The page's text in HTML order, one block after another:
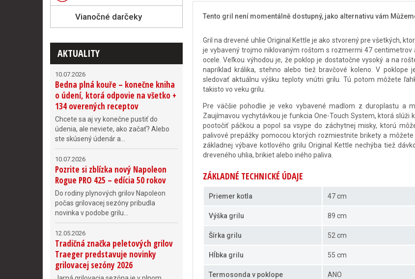
Tento gril není momentálně dostupný, jako alternativu vám
Gril na drevené uhlie Original Kettle je ako stvorený pre všetkých,
je vybavený trojmo niklovaným roštom s rozmermi 47
ocele. Veľkou výhodou je, že poklop je dostatočne vysoký a na
napríklad králika, stehno alebo tiež bravčové koleno. V
sledovať aktuálnu výšku teploty vnútri grilu. Tú potom môžete
takisto vo veku grilu.
Pre väčšie pohodlie je veko vybavené madlom z duroplastu a
Zaujímavou vychytávkou je funkcia One-Touch System, ktorá
pootočiť páčkou a popol sa vsype do záchytnej misky, ktorú
palivové prepážky pomocou ktorých rozmiestnite brikety a
základnej výbave kotlového grilu Original Kettle nechýba tiež
dreveného uhlia, brikiet alebo iného paliva.
ZÁKLADNÉ TECHNICKÉ ÚDAJE
Priemer kotla 47 cm
Výška grilu 89 cm
Šírka grilu 52 cm
Hĺbka grilu 55 cm
Termosonda v poklope ANO
Vianočné darčeky
AKTUALITY
10.07.2026
Bedna plná kouře – konečne kniha
o údení, ktorá odpovie na všetko +
134 overených receptov
Chcete sa aj vy konečne pustiť do
údenia, ale neviete, ako začať? Alebo
ste skúsený údenár a...
10.07.2026
Pozrite si zblízka nový Napoleon
Rogue PRO 425 – edícia 50 rokov
Do rodiny plynových grilov Napoleon
počas grilovacej sezóny pribudla
novinka v podobe grilu...
12.05.2026
Tradičná značka peletových grilov
Traeger predstavuje novinky
grilovacej sezóny 2026